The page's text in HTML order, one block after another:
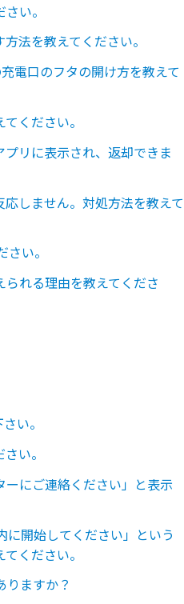
い。
法を教えてください。
電口のフタの開け方を教えて
てください。
プリに表示され、返却できま
しません。対処方法を教えて
い。
れる理由を教えてくださ
い。
い。
にご連絡ください」と表示
開始してください」という
ください。
りますか？